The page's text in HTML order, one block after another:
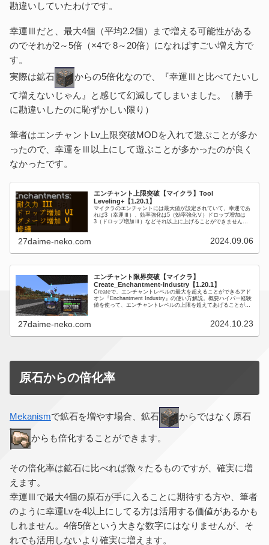
勘違いしていたわけです。
幸運Ⅲだと、最大4個（平均2.2個）まで増える可能性がある
のでそれが2～5倍（×4で 8～20倍）になればすごい増え方で
す。
実際は鉱石
からの5倍化なので、『幸運Ⅲと比べてたいし
て増えないじゃん』と感じて幻滅してしまいました。（勝手
に勘違いしたのに恥ずかしい限り）
筆者はエンチャントLv上限突破MODを入れて遊ぶことが多か
ったので、幸運をⅢ以上にして遊ぶことが多かったのが良く
なかったです。
エンチャント上限突破【マイクラ】Tool
Leveling+【1.20.1】
マイクラのエンチャントには最大値が設定されていて、幸運であ
れば3（幸運Ⅲ）、効率強化は5（効率強化Ⅴ）ドロップ増加は
3（ドロップ増加Ⅲ）などそれ以上に上げることができません。
27daime-neko.com 2024.09.06
エンチャント限界突破【マイクラ】
Create_Enchantment-Industry【1.20.1】
Createで、エンチャントレベルの最大を超えることができるアド
オン『Enchantment Industry』の使い方解説。概要ハイパー経験
値を使って、エンチャントレベルの上限を超えてあげることがで
27daime-neko.com 2024.10.23
原石からの倍化率
Mekanismで鉱石を増やす場合、鉱石 からではなく原石
からも倍化することができます。
その倍化率は鉱石に比べれば微々たるものですが、確実に増
えます。
幸運Ⅲで最大4個の原石が手に入ることに期待する方や、筆者
のように幸運Lvを4以上にしてる方は活用する価値があるかも
しれません。4倍5倍という大きな数字にはなりませんが、そ
れでも活用しないより確実に増えます。